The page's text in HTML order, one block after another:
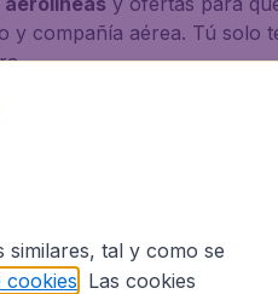
compañía aérea. Tú solo
, (código IATA:
al ya difunto ex-
similares, tal y como se
cookies . Las cookies